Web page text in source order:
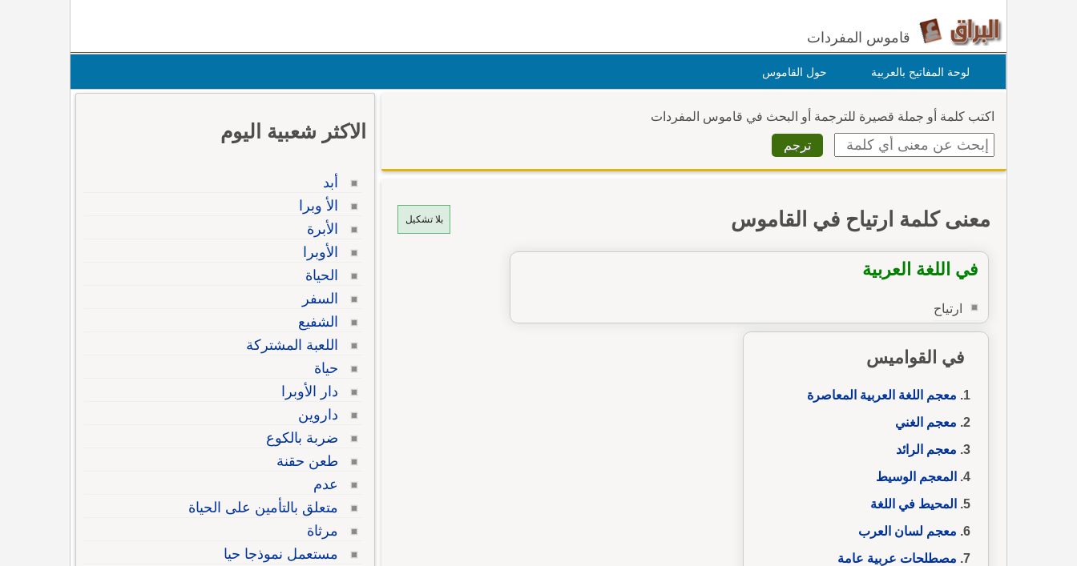
قاموس المفردات
لوحة المفاتيح بالعربية حول القاموس
اكتب كلمة أو جملة قصيرة للترجمة أو البحث في قاموس المفردات
بلا تشكيل معنى كلمة ارتياح في القاموس
في اللغة العربية
ارتياح
في القواميس
معجم اللغة العربية المعاصرة
معجم الغني
معجم الرائد
المعجم الوسيط
المحيط في اللغة
معجم لسان العرب
مصطلحات عربية عامة
الاكثر شعبية اليوم
أبد
الأ وبرا
الأبرة
الأوبرا
الحياة
السفر
الشفيع
اللعبة المشتركة
حياة
دار الأوبرا
داروين
ضربة بالكوع
طعن حقنة
عدم
متعلق بالتأمين على الحياة
مرثاة
مستعمل نموذجا حيا